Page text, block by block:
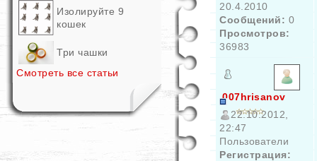
Изолируйте 9
кошек
Три чашки
Смотреть все статьи
20.4.2010
Сообщений: 0
Просмотров:
36983
007hrisanov
22.10.2012,
22:47
Пользователи
Регистрация: